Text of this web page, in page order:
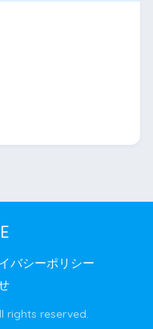
バシーポリシー
rights reserved.